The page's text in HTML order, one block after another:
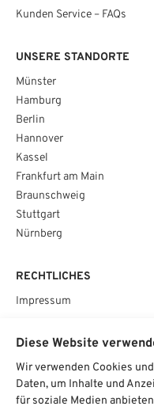
Kunden Service – FAQs
RECHTLICHES
Impressum
AGB
Cookie­einstellungen
UNSERE STANDORTE
Münster
Hamburg
Berlin
Hannover
Kassel
Frankfurt am Main
Braunschweig
Stuttgart
Nürnberg
Diese Website
Wir verwenden Cookies
Daten, um Inhalte und
für soziale Medien